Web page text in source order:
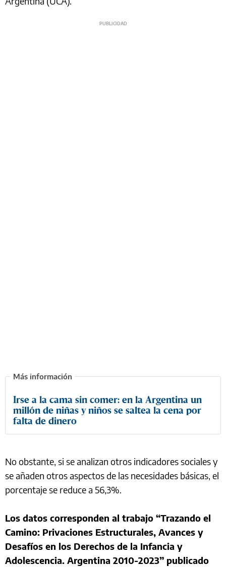
Irse a la cama sin comer: en la Argentina un
millón de niñas y niños se saltea la cena por
falta de dinero
No obstante, si se analizan otros indicadores sociales y
se añaden otros aspectos de las necesidades básicas, el
porcentaje se reduce a 56,3%.
Los datos corresponden al trabajo “Trazando el
Camino: Privaciones Estructurales, Avances y
Desafíos en los Derechos de la Infancia y
Adolescencia. Argentina 2010-2023” publicado